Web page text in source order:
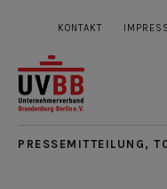
KONTAKT
PRESSEMITTEILUNG ,